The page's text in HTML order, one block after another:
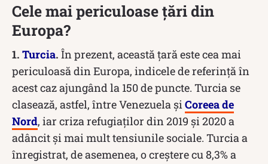
Cele mai periculoase țări din
Europa?
1. Turcia. În prezent, această țară este cea mai
periculoasă din Europa, indicele de referință în
acest caz ajungând la 150 de puncte. Turcia se
clasează, astfel, între Venezuela și Coreea de
Nord, iar criza refugiaților din 2019 și 2020 a
adâncit și mai mult tensiunile sociale. Turcia a
înregistrat, de asemenea, o creștere cu 8,3% a